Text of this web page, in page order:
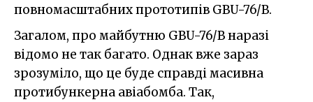
повномасштабних прототипів GBU-76/B.
Загалом, про майбутню GBU-76/B наразі
відомо не так багато. Однак вже зараз
зрозуміло, що це буде справді масивна
протибункерна авіабомба. Так,